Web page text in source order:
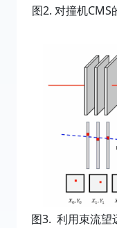
图2. 对撞机
图3. 利用束流望